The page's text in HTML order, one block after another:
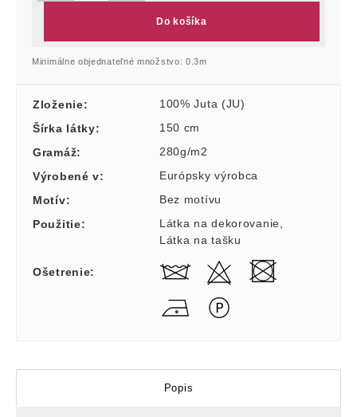
Do košíka
Minimálne objednateľné množstvo: 0.3m
Zloženie:
100% Juta (JU)
Šírka látky:
150 cm
Gramáž:
280g/m2
Výrobené v:
Európsky výrobca
Motív:
Bez motívu
Použitie: Látka na dekorovanie
Látka na tašku
Ošetrenie:
Popis